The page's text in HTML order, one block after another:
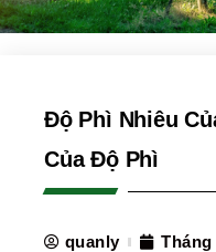
Độ Phì Nhiêu
Của Độ Phì
quanly Tháng